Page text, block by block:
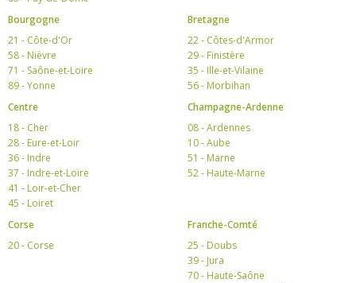
Bourgogne
21 - Côte-d'Or
58 - Nièvre
71 - Saône-et-Loire
89 - Yonne
Bretagne
22 - Côtes-d'Armor
29 - Finistère
35 - Ille-et-Vilaine
56 - Morbihan
Centre
18 - Cher
28 - Eure-et-Loir
36 - Indre
37 - Indre-et-Loire
41 - Loir-et-Cher
45 - Loiret
Champagne-Ardenne
08 - Ardennes
10 - Aube
51 - Marne
52 - Haute-Marne
Corse
20 - Corse
Franche-Comté
25 - Doubs
39 - Jura
70 - Haute-Saône